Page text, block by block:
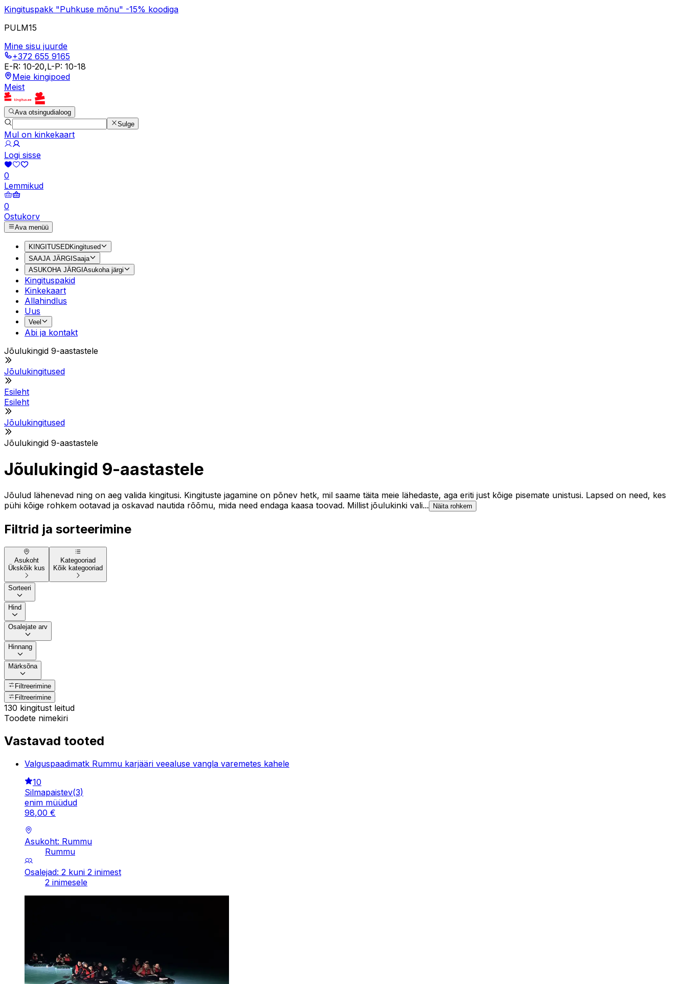
Kingituspakk "Puhkuse mõnu" -15% koodiga
PULM15
Mine sisu juurde
+372 655 9165
E-R: 10-20,L-P: 10-18
Meie kingipoed
Meist
Ava otsingudialoog
Sulge
Mul on kinkekaart
Logi sisse
0
Lemmikud
0
Ostukorv
Ava menüü
KINGITUSEDKingitused
SAAJA JÄRGISaaja
ASUKOHA JÄRGI Asukoha järgi
Kingituspakid
Kinkekaart
Allahindlus
Uus
Veel
Abi ja kontakt
Jõulukingid 9-aastastele
Jõulukingitused
Esileht
Esileht
Jõulukingitused
Jõulukingid 9-aastastele
Jõulukingid 9-aastastele
Jõulud lähenevad ning on aeg valida kingitusi. Kingituste jagamine on põnev hetk, mil saame täita meie lähedaste, aga eriti just kõige pisemate unistusi. Lapsed on need, kes
pühi kõige rohkem ootavad ja oskavad nautida rõõmu, mida need endaga kaasa toovad. Millist jõulukinki vali...
Näita rohkem
Filtrid ja sorteerimine
Asukoht
Ükskõik kus
Kategooriad
Kõik kategooriad
Sorteeri
Hind
Osalejate arv
Hinnang
Märksõna
Filtreerimine
Filtreerimine
130 kingitust leitud
Toodete nimekiri
Vastavad tooted
Valguspaadimatk Rummu karjääri veealuse vangla varemetes kahele
10
Silmapaistev(3)
enim müüdud
98,00 €
Asukoht: Rummu
Rummu
Osalejad: 2 kuni 2 inimest
2 inimesele